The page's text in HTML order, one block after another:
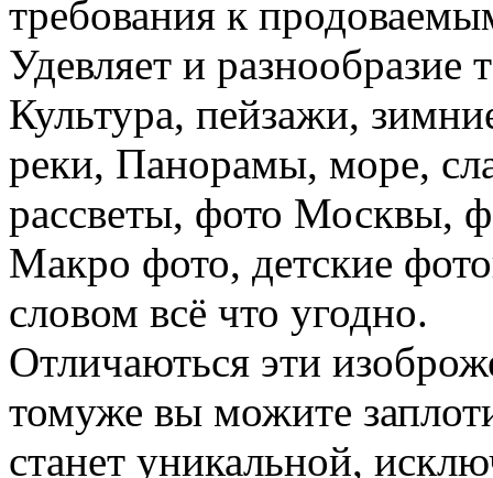
требования к
Удевляет и
Культура, пейзажи,
реки, Панорамы, море,
рассветы, фото Москвы,
Макро фото, детские
словом всё что угодно.
Отличаються эти
томуже вы можите
станет уникальной,